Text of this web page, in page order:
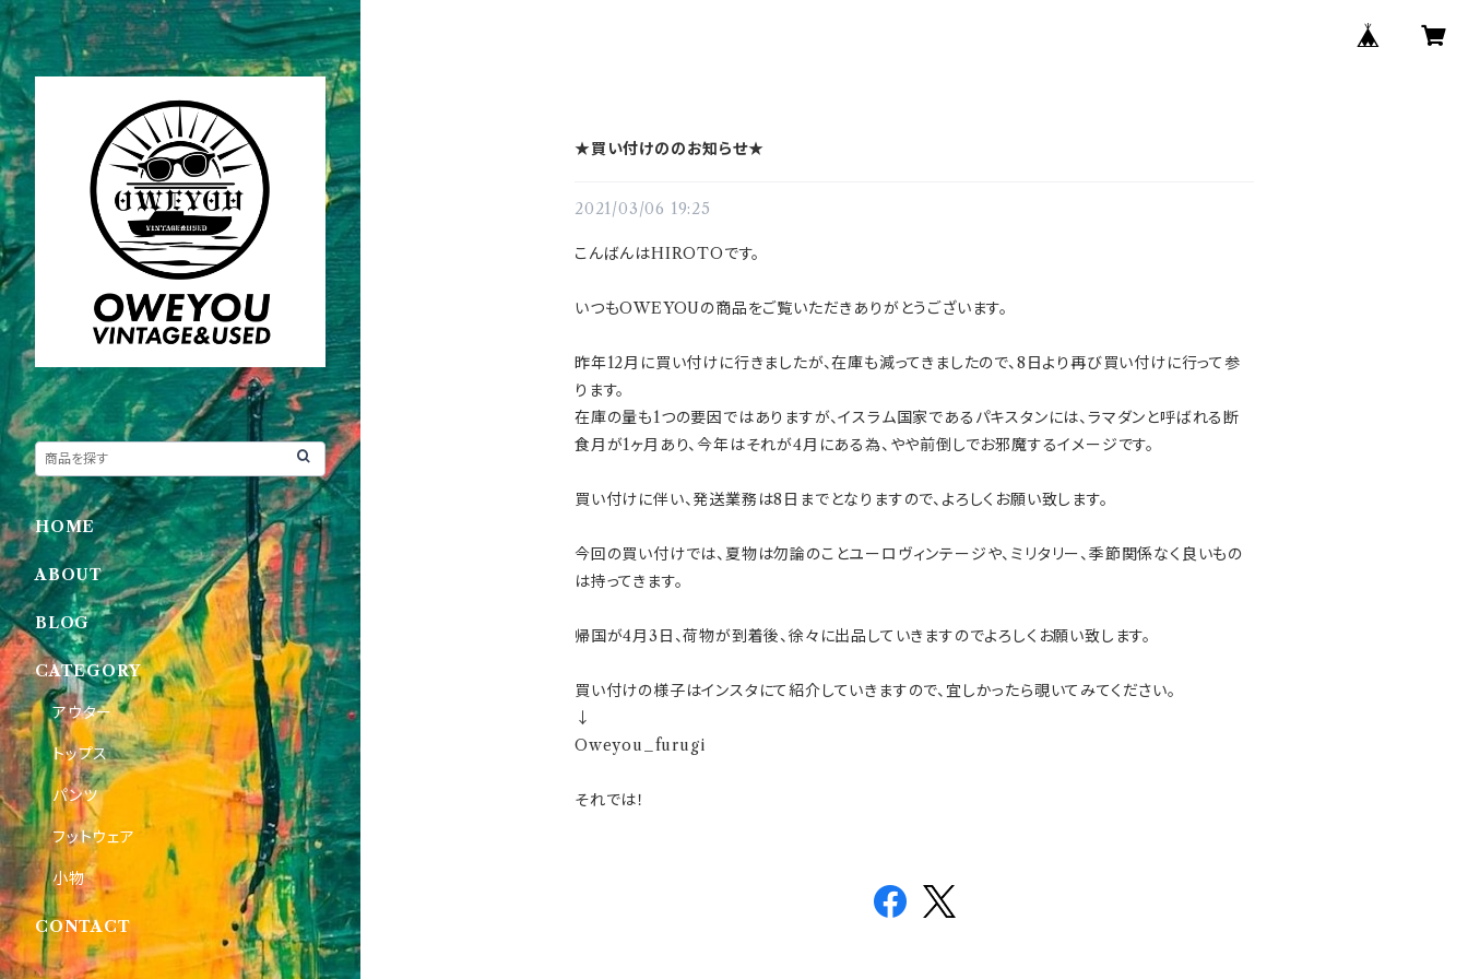
★買い付けののお知らせ★
2021/03/06 19:25
こんばんはHIROTOです。
いつもOWEYOUの商品をご覧いただきありがとうございます。
昨年12月に買い付けに行きましたが、在庫も減ってきましたので、8日より再び買い付けに行って参
ります。
在庫の量も1つの要因ではありますが、イスラム国家であるパキスタンには、ラマダンと呼ばれる断
食月が1ヶ月あり、今年はそれが4月にある為、やや前倒しでお邪魔するイメージです。
買い付けに伴い、発送業務は8日までとなりますので、よろしくお願い致します。
今回の買い付けでは、夏物は勿論のことユーロヴィンテージや、ミリタリー、季節関係なく良いもの
は持ってきます。
帰国が4月3日、荷物が到着後、徐々に出品していきますのでよろしくお願い致します。
買い付けの様子はインスタにて紹介していきますので、宜しかったら覗いてみてください。
↓
Oweyou_furugi
それでは！
HOME
ABOUT
BLOG
CATEGORY
アウター
トップス
パンツ
フットウェア
小物
CONTACT